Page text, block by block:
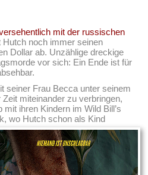
mit der russischen
Hutch noch immer seinen
Dollar ab. Unzählige dreckige
vor sich: Ein Ende ist für
seiner Frau Becca unter seinem
miteinander zu verbringen,
ihren Kindern im Wild Bill’s
wo Hutch schon als Kind